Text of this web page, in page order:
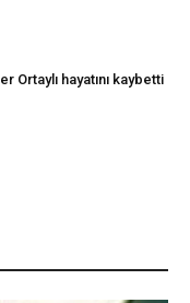
Ortaylı hayatını kaybetti